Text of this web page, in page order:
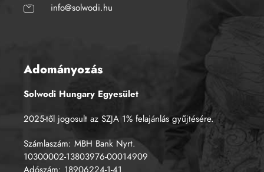
info@solwodi.hu
Adományozás
Solwodi Hungary Egyesület
2025-től jogosult az SZJA 1% felajánlás gyűjtésére.
Számlaszám: MBH Bank Nyrt.
10300002-13803976-00014909